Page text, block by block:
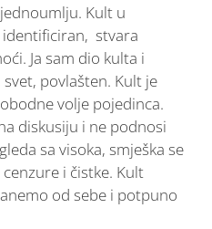
Kult u
identificiran, stvara
Ja sam dio kulta i
povlašten. Kult je
volje pojedinca.
diskusiju i ne podnosi
sa visoka, smješka se
i čistke. Kult
od sebe i potpuno